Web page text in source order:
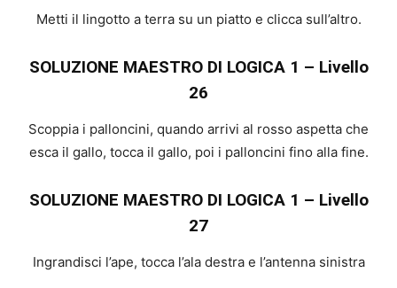
Metti il lingotto a terra su un piatto e clicca sull’altro.
SOLUZIONE MAESTRO DI LOGICA 1 – Livello
26
Scoppia i palloncini, quando arrivi al rosso aspetta che
esca il gallo, tocca il gallo, poi i palloncini fino alla fine.
SOLUZIONE MAESTRO DI LOGICA 1 – Livello
27
Ingrandisci l’ape, tocca l’ala destra e l’antenna sinistra